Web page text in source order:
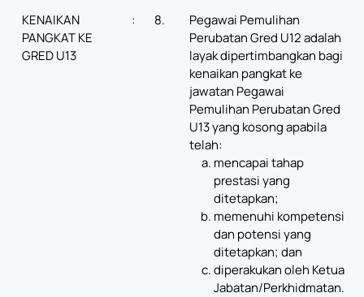
KENAIKAN
PANGKAT KE
GRED U13
: 8.
Pegawai Pemulihan
Perubatan Gred U12 adalah
layak dipertimbangkan bagi
kenaikan pangkat ke
jawatan Pegawai
Pemulihan Perubatan Gred
U13 yang kosong apabila
telah:
mencapai tahap
prestasi yang
ditetapkan;
memenuhi kompetensi
dan potensi yang
ditetapkan; dan
diperakukan oleh Ketua
Jabatan/Perkhidmatan.